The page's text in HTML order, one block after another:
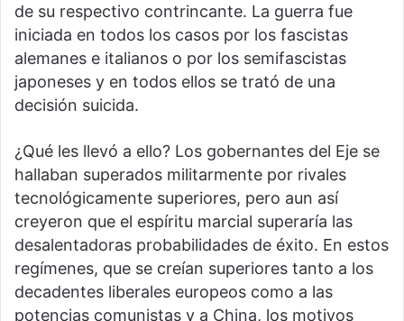
de su respectivo contrincante. La guerra fue
iniciada en todos los casos por los fascistas
alemanes e italianos o por los semifascistas
japoneses y en todos ellos se trató de una
decisión suicida.
¿Qué les llevó a ello? Los gobernantes del Eje se
hallaban superados militarmente por rivales
tecnológicamente superiores, pero aun así
creyeron que el espíritu marcial superaría las
desalentadoras probabilidades de éxito. En estos
regímenes, que se creían superiores tanto a los
decadentes liberales europeos como a las
potencias comunistas y a China, los motivos